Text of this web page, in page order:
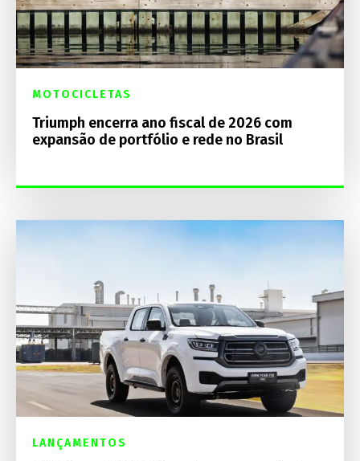
MOTOCICLETAS
Triumph encerra ano fiscal de 2026 com
expansão de portfólio e rede no Brasil
LANÇAMENTOS